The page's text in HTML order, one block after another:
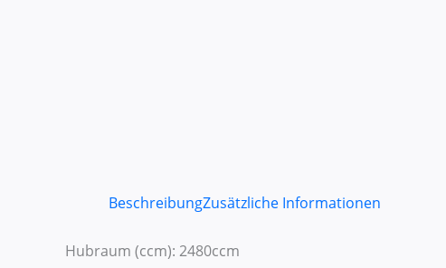
BeschreibungZusätzliche Informationen
Hubraum (ccm): 2480ccm